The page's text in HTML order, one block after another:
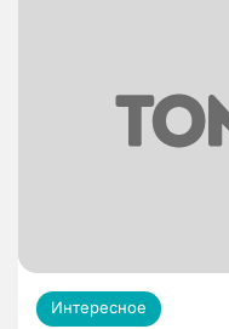
Интересное